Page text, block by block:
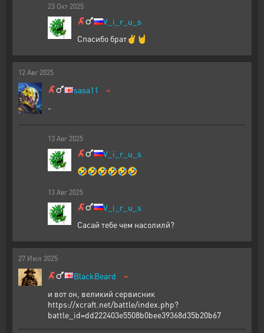
23 Окт 2025
V_i_r_u_s
Спасибо брат✌️🤘
12 Авг 2025
sasa11 -
-
13 Авг 2025
V_i_r_u_s
🤣🤣🤣🤣🤣🤣
13 Авг 2025
V_i_r_u_s
Сасай тебе чем насолилй?
27 Июл 2025
BlackBeard -
и вот он, великий сервисник
https://xcraft.net/battle/index.php?
battle_id=dd222403e5508b0bee39368d35b20b67